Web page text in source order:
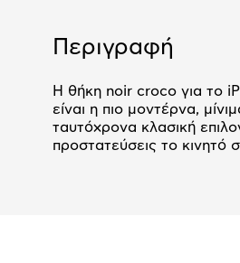
Περιγραφή
Η θήκη noir croco για το
είναι η πιο μοντέρνα,
ταυτόχρονα κλασική
προστατεύσεις το κινητό